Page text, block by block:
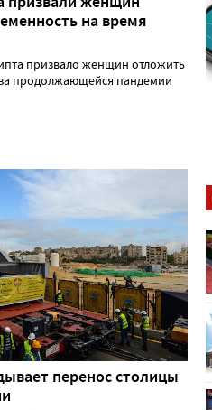
на время
призвало женщин отложить
продолжающейся пандемии
перенос столицы